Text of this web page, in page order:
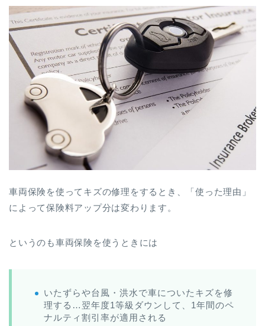
車両保険を使ってキズの修理をするとき、「使った理由」
によって保険料アップ分は変わります。
というのも車両保険を使うときには
いたずらや台風・洪水で車についたキズを修
理する…翌年度1等級ダウンして、1年間のペ
ナルティ割引率が適用される